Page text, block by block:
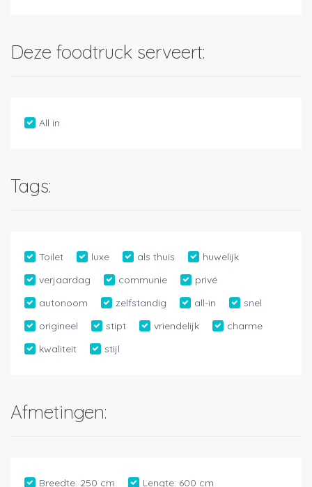
Deze foodtruck serveert:
All in
Tags:
Toilet luxe als thuis
huwelijk
verjaardag
communie
privé
autonoom
zelfstandig all-in
snel
origineel
stipt vriendelijk
charme
kwaliteit
stijl
Afmetingen:
Breedte: 250 cm Lengte: 600 cm